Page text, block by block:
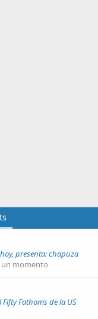
presenta: chapuza
un momento
Fifty Fathoms de la US